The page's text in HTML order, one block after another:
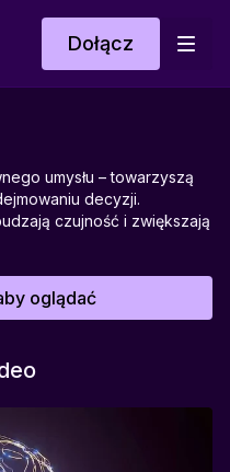
Dołącz
decyzji.
czujność i zwiększają
z falami Beta może
bez nadmiernego stresu.
w trybie „działam i myślę”.
problemów,
pamięci roboczej,
oglądać